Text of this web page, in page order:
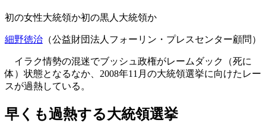
初の女性大統領か初の黒人大統領か
細野徳治 （公益財団法人フォーリン・プレスセンター顧問）
イラク情勢の混迷でブッシュ政権がレームダック（死に
体）状態となるなか、2008年11月の大統領選挙に向けたレー
スが過熱している。
早くも過熱する大統領選挙